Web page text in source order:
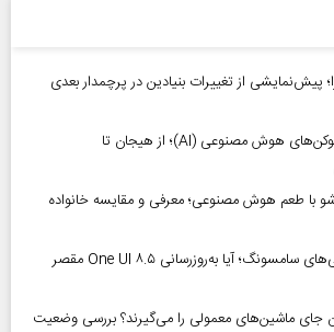
اس ۲۷ اولترا؛ پیش‌نمایشی از تغییرات بنیادین در پرچمدار بعدی
رشد خیره‌کننده بازار توکن‌های هوش مصنوعی (AI)؛ از هیجان تا
با طعم هوش مصنوعی؛ معرفی و مقایسه خانواده
بحران باتری در گوشی‌های سامسونگ؛ آیا به‌روزرسانی One UI ۸.۵ مقصر
جای ماشین‌های معمولی را می‌گیرند؟ بررسی وضعیت